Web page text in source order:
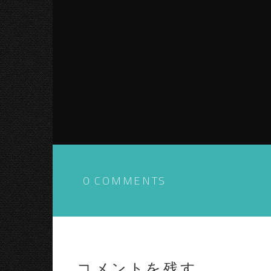
0 COMMENTS